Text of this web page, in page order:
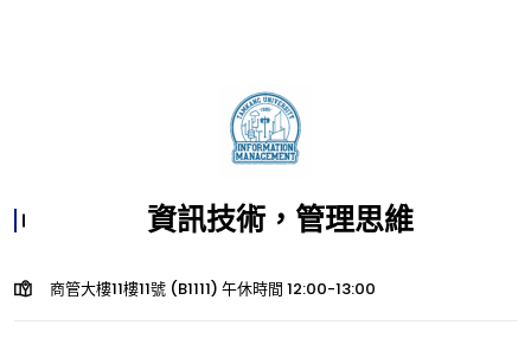
資訊技術，管理思維
商管大樓11樓11號 (B1111) 午休時間 12:00-13:00